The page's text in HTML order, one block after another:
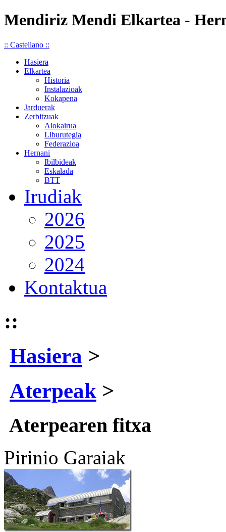
Mendiriz Mendi Elkartea -
:: Castellano ::
Hasiera
Elkartea
Historia
Instalazioak
Kokapena
Jarduerak
Zerbitzuak
Alokairua
Liburutegia
Federazioa
Hernani
Ibilbideak
Eskalada
BTT
Irudiak
2026
2025
2024
Kontaktua
::
Hasiera >
Aterpeak >
Aterpearen fitxa
Pirinio Garaiak